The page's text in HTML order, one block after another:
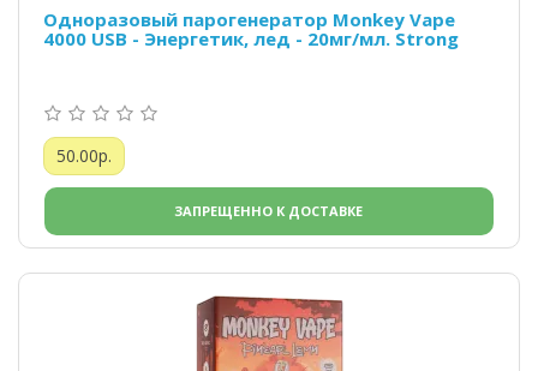
Одноразовый парогенератор Monkey Vape
4000 USB - Энергетик, лед - 20мг/мл. Strong
50.00р.
ЗАПРЕЩЕННО К ДОСТАВКЕ